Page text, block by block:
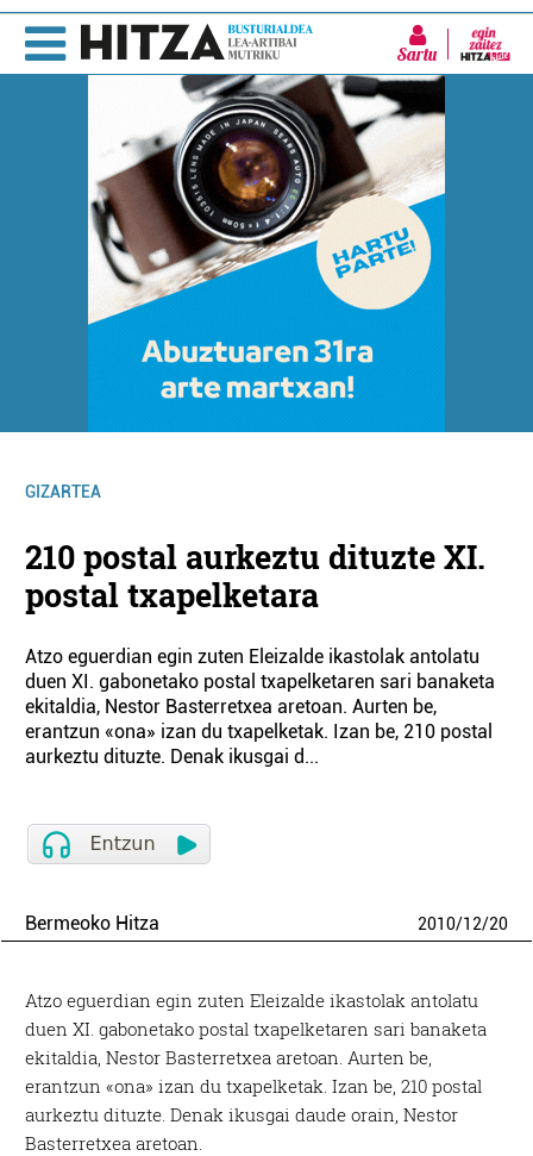
Sartu
GIZARTEA
210 postal aurkeztu dituzte XI.
postal txapelketara
Atzo eguerdian egin zuten Eleizalde ikastolak antolatu
duen XI. gabonetako postal txapelketaren sari banaketa
ekitaldia, Nestor Basterretxea aretoan. Aurten be,
erantzun «ona» izan du txapelketak. Izan be, 210 postal
aurkeztu dituzte. Denak ikusgai d...
Bermeoko Hitza 2010/12/20
Atzo eguerdian egin zuten Eleizalde ikastolak antolatu
duen XI. gabonetako postal txapelketaren sari banaketa
ekitaldia, Nestor Basterretxea aretoan. Aurten be,
erantzun «ona» izan du txapelketak. Izan be, 210 postal
aurkeztu dituzte. Denak ikusgai daude orain, Nestor
Basterretxea aretoan.